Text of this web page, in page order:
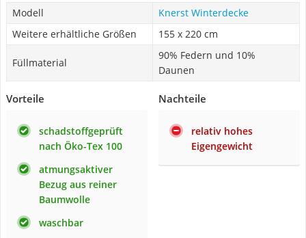
Modell
Knerst Winterdecke
Weitere erhältliche Größen
155 x 220 cm
Füllmaterial
90% Federn und 10%
Daunen
Vorteile
schadstoffgeprüft
nach Öko-Tex 100
atmungsaktiver
Bezug aus reiner
Baumwolle
waschbar
Nachteile
relativ hohes
Eigengewicht